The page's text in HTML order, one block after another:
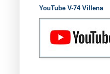
YouTube V-74 Villena